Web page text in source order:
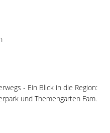
- Ein Blick in die Region:
und Themengarten Fam.